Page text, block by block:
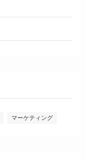
マーケティング